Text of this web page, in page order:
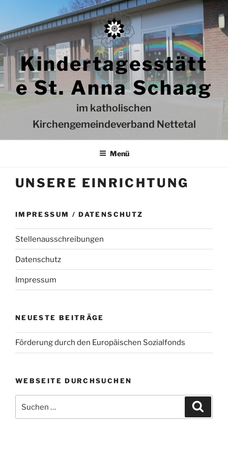
springen
Kindertagesstätt
e St. Anna Schaag
im katholischen
Kirchengemeindeverband Nettetal
Menü
UNSERE EINRICHTUNG
IMPRESSUM / DATENSCHUTZ
Stellenausschreibungen
Datenschutz
Impressum
NEUESTE BEITRÄGE
Förderung durch den Europäischen Sozialfonds
WEBSEITE DURCHSUCHEN
nach: